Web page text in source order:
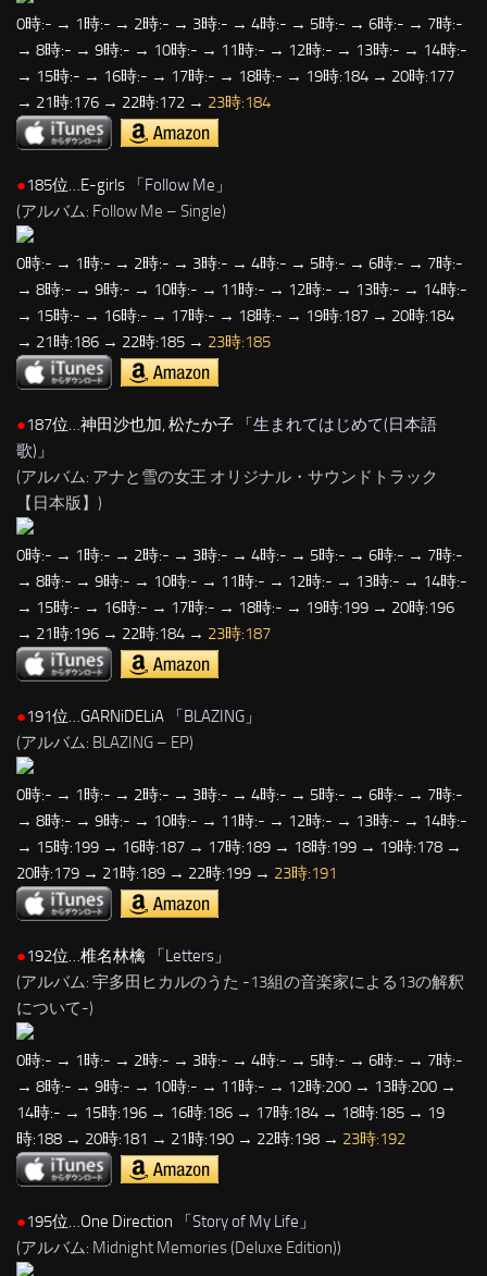
0時:- → 1時:- → 2時:- → 3時:- → 4時:- → 5時:- → 6時:- → 7時:-
→ 8時:- → 9時:- → 10時:- → 11時:- → 12時:- → 13時:- → 14時:-
→ 15時:- → 16時:- → 17時:- → 18時:- → 19時:184 → 20時:177
→ 21時:176 → 22時:172 → 23時:184
●185位…E-girls 「Follow Me 」
(アルバム: Follow Me – Single)
0時:- → 1時:- → 2時:- → 3時:- → 4時:- → 5時:- → 6時:- → 7時:-
→ 8時:- → 9時:- → 10時:- → 11時:- → 12時:- → 13時:- → 14時:-
→ 15時:- → 16時:- → 17時:- → 18時:- → 19時:187 → 20時:184
→ 21時:186 → 22時:185 → 23時:185
●187位…神田沙也加, 松たか子 「生まれてはじめて(日本語
歌) 」
(アルバム: アナと雪の女王 オリジナル・サウンドトラック
【日本版】)
0時:- → 1時:- → 2時:- → 3時:- → 4時:- → 5時:- → 6時:- → 7時:-
→ 8時:- → 9時:- → 10時:- → 11時:- → 12時:- → 13時:- → 14時:-
→ 15時:- → 16時:- → 17時:- → 18時:- → 19時:199 → 20時:196
→ 21時:196 → 22時:184 → 23時:187
●191位…GARNiDELiA 「BLAZING 」
(アルバム: BLAZING – EP)
0時:- → 1時:- → 2時:- → 3時:- → 4時:- → 5時:- → 6時:- → 7時:-
→ 8時:- → 9時:- → 10時:- → 11時:- → 12時:- → 13時:- → 14時:-
→ 15時:199 → 16時:187 → 17時:189 → 18時:199 → 19時:178 →
20時:179 → 21時:189 → 22時:199 → 23時:191
●192位…椎名林檎 「Letters 」
(アルバム: 宇多田ヒカルのうた -13組の音楽家による13の解釈
について-)
0時:- → 1時:- → 2時:- → 3時:- → 4時:- → 5時:- → 6時:- → 7時:-
→ 8時:- → 9時:- → 10時:- → 11時:- → 12時:200 → 13時:200 →
14時:- → 15時:196 → 16時:186 → 17時:184 → 18時:185 → 19
時:188 → 20時:181 → 21時:190 → 22時:198 → 23時:192
●195位…One Direction 「Story of My Life 」
(アルバム: Midnight Memories (Deluxe Edition))